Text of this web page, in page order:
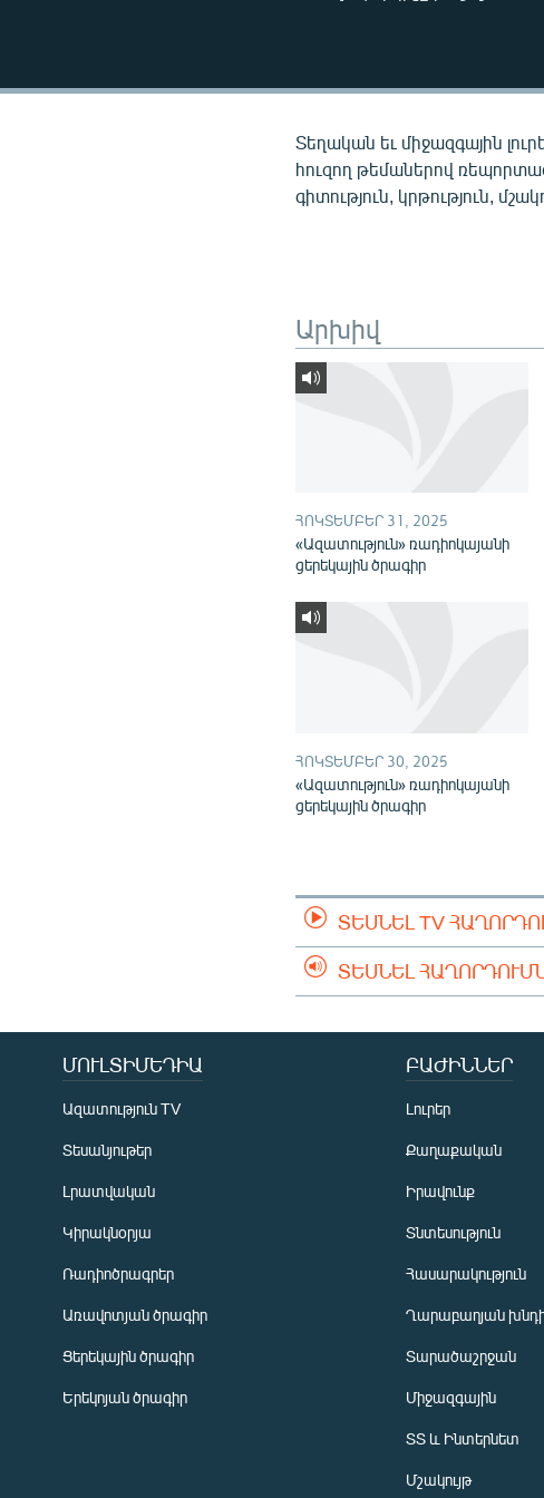
ՍՊՈՐՏ
Տեղական եւ միջազգային
հուզող թեմաներով
գիտություն, կրթություն,
Արխիվ
ՀՈԿՏԵՄԲԵՐ 31, 2025
«Ազատություն» ռադիոկայանի
ցերեկային ծրագիր
ՀՈԿՏԵՄԲԵՐ 30, 2025
«Ազատություն» ռադիոկայանի
ցերեկային ծրագիր
ՏԵՍՆԵԼ TV
ՏԵՍՆԵԼ
ՄՈՒԼՏԻՄԵԴԻԱ
Ազատություն TV
Տեսանյութեր
Լրատվական
Կիրակնօրյա
Ռադիոծրագրեր
Առավոտյան ծրագիր
Ցերեկային ծրագիր
Երեկոյան ծրագիր
ԲԱԺԻՆՆԵՐ
Լուրեր
Քաղաքական
Իրավունք
Տնտեսություն
Հասարակություն
Ղարաբաղյան
Տարածաշրջան
Միջազգային
ՏՏ և Ինտերնետ
Մշակույթ